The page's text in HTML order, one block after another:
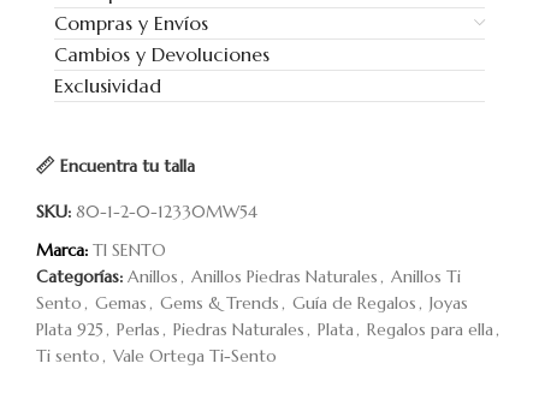
Encuentra tu talla
Compras y Envíos
Cambios y Devoluciones
Exclusividad
SKU: 80-1-2-0-12330MW54
Categorías: Anillos, Anillos Piedras Naturales, Anillos Ti
Sento, Gemas, Gems & Trends, Guía de Regalos, Joyas
Plata 925, Perlas, Piedras Naturales, Plata, Regalos para ella,
Ti sento, Vale Ortega Ti-Sento
Marca: TI SENTO